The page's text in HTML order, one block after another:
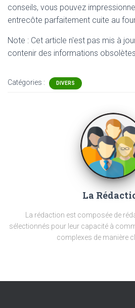
conseils, vous pouvez
entrecôte parfaitement cuite au
Note : Cet article n'est pas mis à
contenir des informations
Catégories : DIVERS
La
La rédaction est composée de
sélectionnés pour leur capacité à
complexes de manière